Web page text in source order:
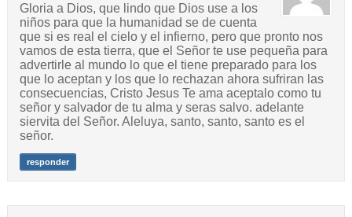
Gloria a Dios, que lindo que Dios use a los
niños para que la humanidad se de cuenta
que si es real el cielo y el infierno, pero que pronto nos
vamos de esta tierra, que el Señor te use pequeña para
advertirle al mundo lo que el tiene preparado para los
que lo aceptan y los que lo rechazan ahora sufriran las
consecuencias, Cristo Jesus Te ama aceptalo como tu
señor y salvador de tu alma y seras salvo. adelante
siervita del Señor. Aleluya, santo, santo, santo es el
señor.
responder